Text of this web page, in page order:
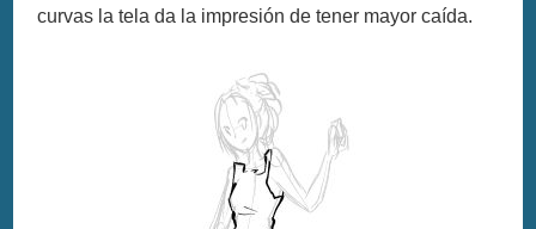
curvas la tela da la impresión de tener mayor caída.